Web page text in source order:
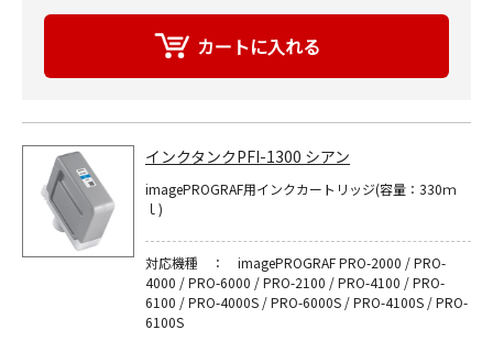
インクタンクPFI-1300 シアン
imagePROGRAF用インクカートリッジ(容量：330ｍ
ｌ)
対応機種 ： imagePROGRAF PRO-2000 / PRO-
4000 / PRO-6000 / PRO-2100 / PRO-4100 / PRO-
6100 / PRO-4000S / PRO-6000S / PRO-4100S / PRO-
6100S